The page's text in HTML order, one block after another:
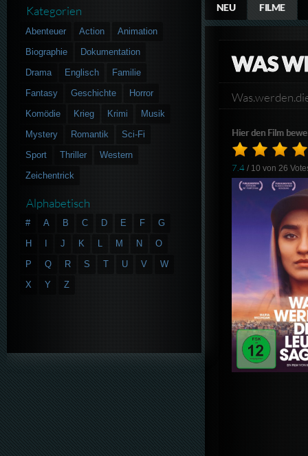
NEU FILME
WAS
Hier den Film
7.4 / 10 von26
Kategorien
Abenteuer Action
Animation
Biographie
Dokumentation
Drama
Englisch
Familie
Fantasy
Geschichte
Horror
Komödie
Krieg Krimi
Musik
Mystery
Romantik
Sci-Fi
Sport
Thriller
Western
Zeichentrick
Alphabetisch
# A B C D E F
G
H
J K L M N
O
P
Q R S T U V
W
X
Y Z